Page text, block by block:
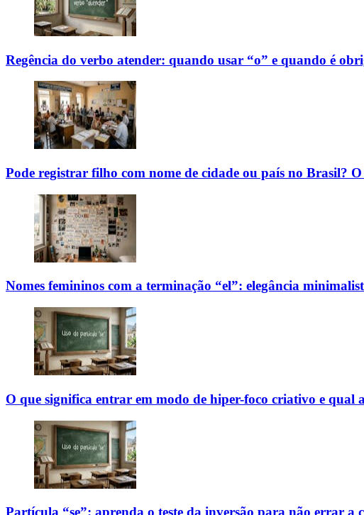
Regência do verbo atender: quando usar “o” e quando é
Pode registrar filho com nome de cidade ou país no Brasil?
Nomes femininos com a terminação “el”: elegância
O que significa entrar em modo de hiper-foco criativo e qual
Partícula “se”: aprenda o teste da inversão para não errar a